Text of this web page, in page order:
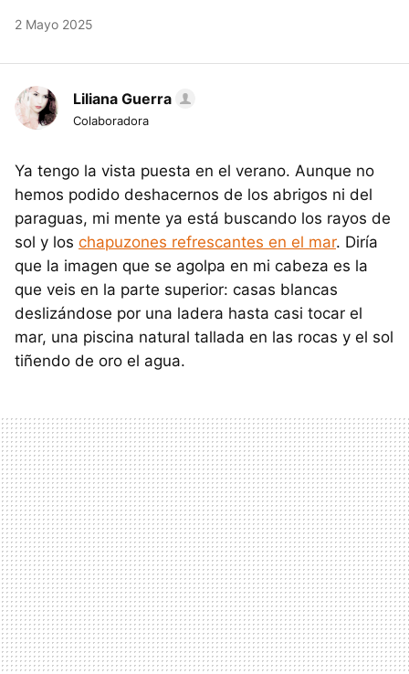
2 Mayo 2025
Liliana Guerra
Colaboradora
Ya tengo la vista puesta en el verano. Aunque no
hemos podido deshacernos de los abrigos ni del
paraguas, mi mente ya está buscando los rayos de
sol y los chapuzones refrescantes en el mar. Diría
que la imagen que se agolpa en mi cabeza es la
que veis en la parte superior: casas blancas
deslizándose por una ladera hasta casi tocar el
mar, una piscina natural tallada en las rocas y el sol
tiñendo de oro el agua.